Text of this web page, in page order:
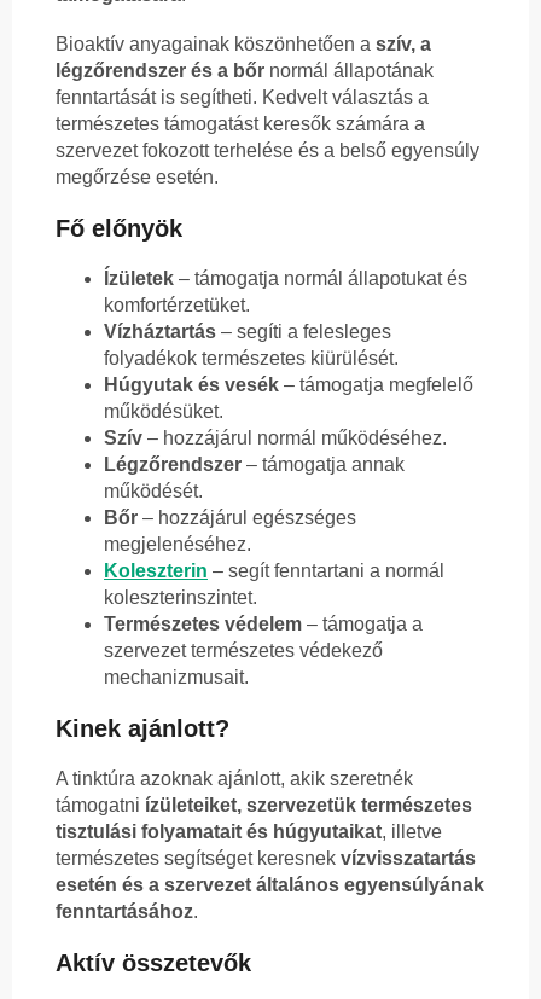
Bioaktív anyagainak köszönhetően a szív, a
légzőrendszer és a bőr normál állapotának
fenntartását is segítheti. Kedvelt választás a
természetes támogatást keresők számára a
szervezet fokozott terhelése és a belső egyensúly
megőrzése esetén.
Fő előnyök
Ízületek – támogatja normál állapotukat és
komfortérzetüket.
Vízháztartás – segíti a felesleges
folyadékok természetes kiürülését.
Húgyutak és vesék – támogatja megfelelő
működésüket.
Szív – hozzájárul normál működéséhez.
Légzőrendszer – támogatja annak
működését.
Bőr – hozzájárul egészséges
megjelenéséhez.
Koleszterin – segít fenntartani a normál
koleszterinszintet.
Természetes védelem – támogatja a
szervezet természetes védekező
mechanizmusait.
Kinek ajánlott?
A tinktúra azoknak ajánlott, akik szeretnék
támogatni ízületeiket, szervezetük természetes
tisztulási folyamatait és húgyutaikat, illetve
természetes segítséget keresnek vízvisszatartás
esetén és a szervezet általános egyensúlyának
fenntartásához.
Aktív összetevők